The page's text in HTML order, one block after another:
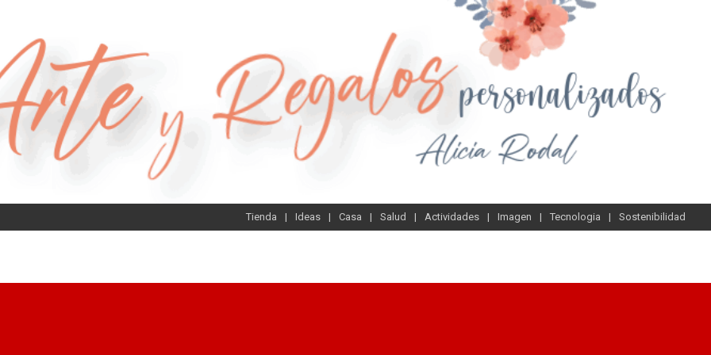
Tienda Ideas Casa Salud Actividades Imagen Tecnologia Sostenibilidad